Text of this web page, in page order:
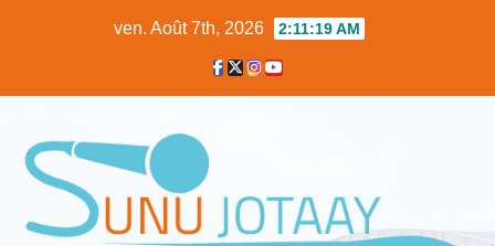
ven. Août 7th, 2026 2:11:20 AM